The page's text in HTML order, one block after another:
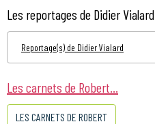
Les reportages de Didier Vialard
Reportage(s) de Didier Vialard
Les carnets de Robert...
LES CARNETS DE ROBERT